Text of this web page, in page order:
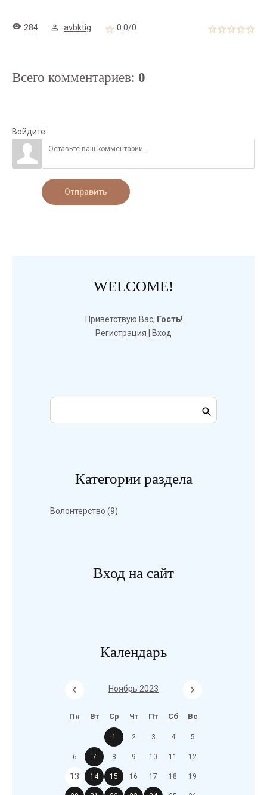
284 avbktig 0.0/0
Всего комментариев: 0
Войдите:
Отправить
WELCOME!
Приветствую Вас, Гость!
Регистрация
Вход
Категории раздела
Волонтерство (9)
Вход на сайт
Календарь
Ноябрь 2023
Пн Вт Ср Чт Пт Сб Вс
1 2 3 4 5
6 7 8 9 10 11 12
13 14 15 16 17 18 19